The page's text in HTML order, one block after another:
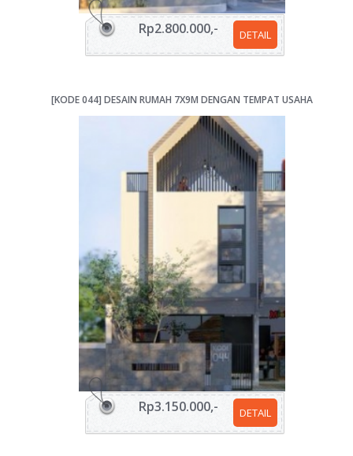
DETAIL
Rp2.800.000,-
[KODE 044] DESAIN RUMAH 7X9M DENGAN TEMPAT USAHA
DETAIL
Rp3.150.000,-